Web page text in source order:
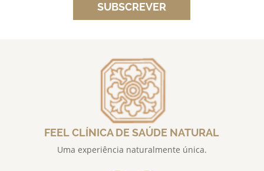
SUBSCREVER
FEEL CLÍNICA DE SAÚDE NATURAL
Uma experiência naturalmente única.